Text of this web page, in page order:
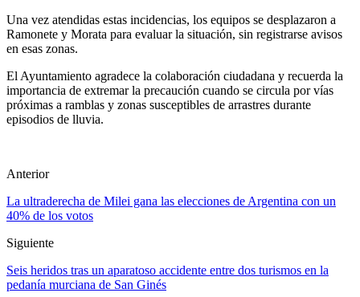
Una vez atendidas estas incidencias, los equipos se desplazaron a
Ramonete y Morata para evaluar la situación, sin registrarse avisos
en esas zonas.
El Ayuntamiento agradece la colaboración ciudadana y recuerda la
importancia de extremar la precaución cuando se circula por vías
próximas a ramblas y zonas susceptibles de arrastres durante
episodios de lluvia.
Anterior
La ultraderecha de Milei gana las elecciones de Argentina con un
40% de los votos
Siguiente
Seis heridos tras un aparatoso accidente entre dos turismos en la
pedanía murciana de San Ginés